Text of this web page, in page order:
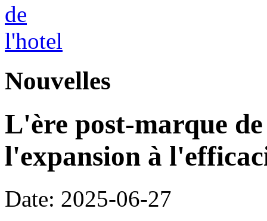
Nouvelles
L'ère post-marque
l'expansion à
Date: 2025-06-27